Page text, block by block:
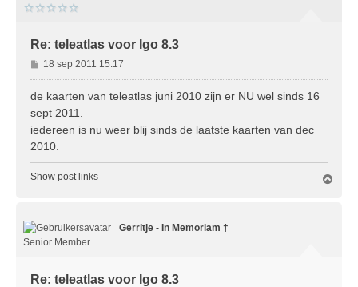
Re: teleatlas voor Igo 8.3
B
e
r
c
h
t
18 sep 2011 15:17
de kaarten van teleatlas juni 2010 zijn er NU wel sinds 16
sept 2011.
iedereen is nu weer blij sinds de laatste kaarten van dec
2010.
Show post links
Gerritje - In Memoriam †
Senior Member
Re: teleatlas voor Igo 8.3